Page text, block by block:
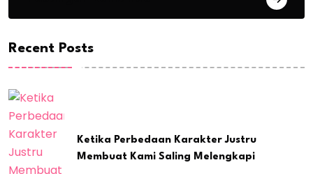
Recent Posts
Ketika Perbedaan Karakter Justru
Membuat Kami Saling Melengkapi